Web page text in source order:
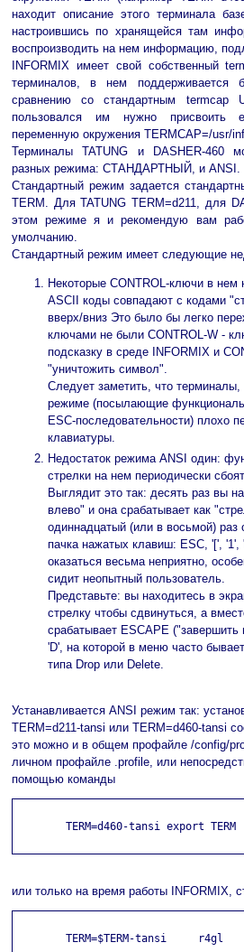
находит описание этого терминала
настроившись по хранящейся там
воспроизводить на нем информацию,
INFORMIX имеет свой собственный
терминалов, в нем поддерживается
сравнению со стандартным termcap
пользовался им нужно
переменную окружения TERMCAP=/usr/
Терминалы TATUNG и DASHER-460
разных режима: СТАНДАРТНЫЙ, и ANSI.
Стандартный режим задается
TERM. Для TATUNG TERM=d211, для
этом режиме я и рекомендую вам
умолчанию.
Стандартный режим имеет следующие
Некоторые CONTROL-ключи в нем
ASCII коды совпадают с кодами
вверх/вниз Это было бы легко
ключами не были CONTROL-W -
подсказку в среде INFORMIX и
"уничтожить символ".
Следует заметить, что
режиме (посылающие
ESC-последовательности) плохо
клавиатуры.
Недостаток режима ANSI один:
стрелки на нем периодически
Выглядит это так: десять раз вы
влево" и она срабатывает как
одиннадцатый (или в восьмой) раз
пачка нажатых клавиш: ESC, '[', '1',
оказаться весьма неприятно,
сидит неопытный пользователь.
Представьте: вы находитесь в
стрелку чтобы сдвинуться, а
срабатывает ESCAPE
'D', на которой в меню часто
типа Drop или Delete.
Устанавливается ANSI режим так:
TERM=d211-tansi или TERM=d460-tansi
это можно и в общем профайле /config/
личном профайле .profile, или
помощью команды
        TERM=d460-tansi export TERM
или только на время работы INFORMIX,
        TERM=$TERM-tansi     r4gl